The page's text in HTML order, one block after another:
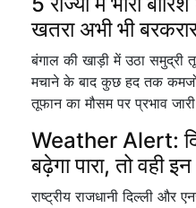
खतरा अभी भी
बंगाल की खाड़ी में उठा समुद्री
मचाने के बाद कुछ हद तक
तूफान का मौसम पर प्रभाव
Weather Alert:
बढ़ेगा पारा, तो वही इन
राष्ट्रीय राजधानी दिल्ली